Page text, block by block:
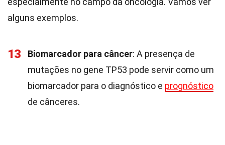
alguns exemplos.
13 Biomarcador para câncer: A presença de
mutações no gene TP53 pode servir como um
biomarcador para o diagnóstico e prognóstico
de cânceres.